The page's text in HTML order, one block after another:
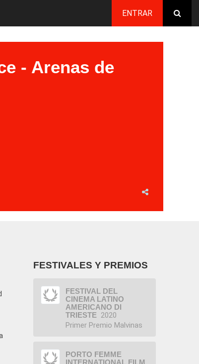
ENTRAR
- Arenas de
FESTIVALES Y PREMIOS
FESTIVAL DEL
CINEMA LATINO
AMERICANO DI
TRIESTE 2020
Primer Premio Malvinas
PORTO FEMME